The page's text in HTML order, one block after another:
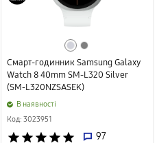
Смарт-годинник Samsung Galaxy
Watch 8 40mm SM-L320 Silver
(SM-L320NZSASEK)
B наявності
Код: 3023951
star star star star star 97